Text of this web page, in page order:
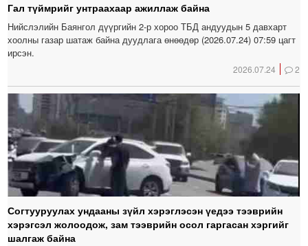
Гал түймрийг унтраахаар ажиллаж байна
Нийслэлийн Баянгол дүүргийн 2-р хороо ТБД андуудын 5 давхарт
хоолны газар шатаж байна дуудлага өнөөдөр (2026.07.24) 07:59 цагт
ирсэн.
2026.07.24 2
Согтууруулах ундааны зүйл хэрэглэсэн үедээ тээврийн
хэрэгсэл жолоодож, зам тээврийн осол гаргасан хэргийг
шалгаж байна